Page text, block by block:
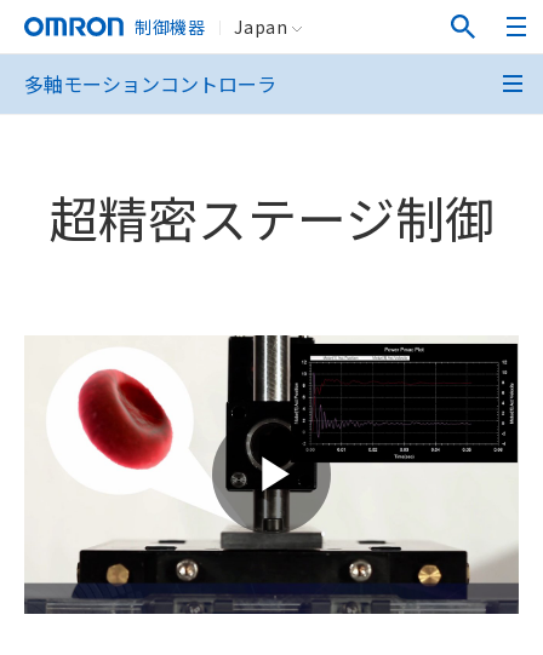
制御機器 Japan
多軸モーションコントローラ
超精密ステージ制御